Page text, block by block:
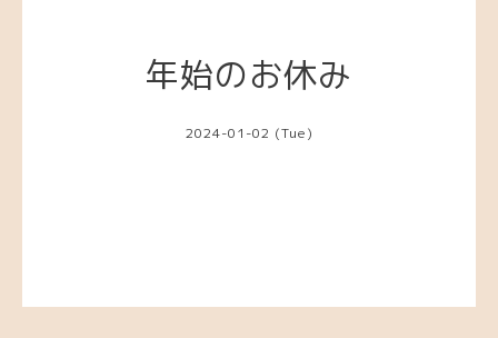
年始のお休み
2024-01-02 (Tue)